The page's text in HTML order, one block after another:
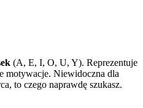
(A, E, I, O, U, Y). Reprezentuje
motywacje. Niewidoczna dla
to czego naprawdę szukasz.